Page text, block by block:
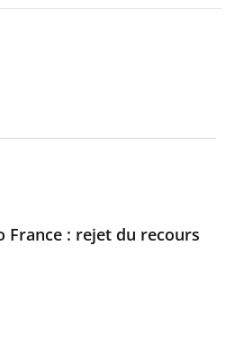
France : rejet du recours